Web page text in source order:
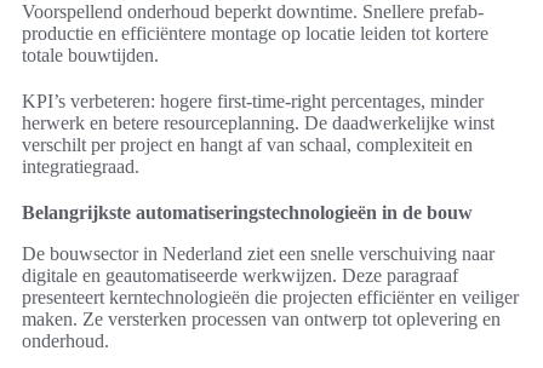
Voorspellend onderhoud beperkt downtime. Snellere prefab-
productie en efficiëntere montage op locatie leiden tot kortere
totale bouwtijden.
KPI’s verbeteren: hogere first-time-right percentages, minder
herwerk en betere resourceplanning. De daadwerkelijke winst
verschilt per project en hangt af van schaal, complexiteit en
integratiegraad.
Belangrijkste automatiseringstechnologieën in de bouw
De bouwsector in Nederland ziet een snelle verschuiving naar
digitale en geautomatiseerde werkwijzen. Deze paragraaf
presenteert kerntechnologieën die projecten efficiënter en veiliger
maken. Ze versterken processen van ontwerp tot oplevering en
onderhoud.